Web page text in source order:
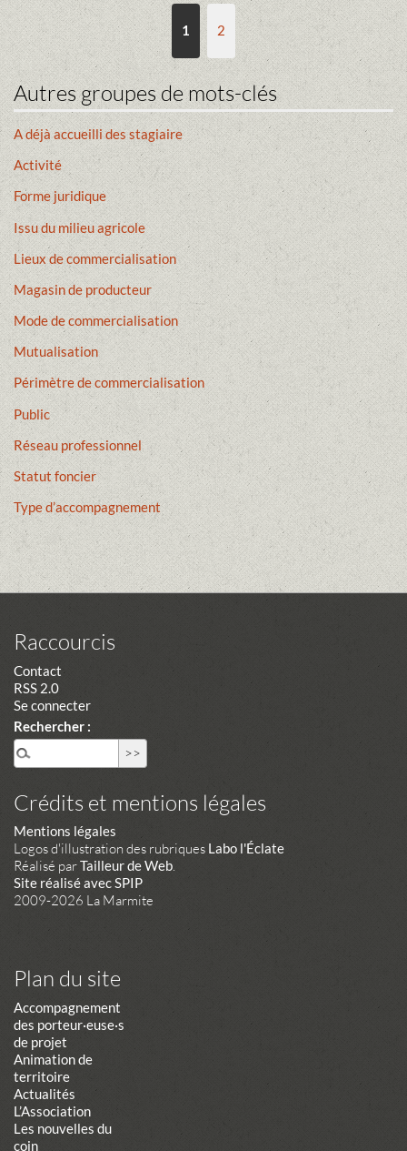
1 2
Autres groupes de mots-clés
A déjà accueilli des stagiaire
Activité
Forme juridique
Issu du milieu agricole
Lieux de commercialisation
Magasin de producteur
Mode de commercialisation
Mutualisation
Périmètre de commercialisation
Public
Réseau professionnel
Statut foncier
Type d’accompagnement
Raccourcis
Contact
RSS 2.0
Se connecter
Rechercher :
Crédits et mentions légales
Mentions légales
Logos d'illustration des rubriques Labo l'Éclate
Réalisé parTailleur de Web.
Site réalisé avec SPIP
2009-2026 La Marmite
Plan du site
Accompagnement
des porteur·euse·s
de projet
Animation de
territoire
Actualités
L’Association
Les nouvelles du
coin